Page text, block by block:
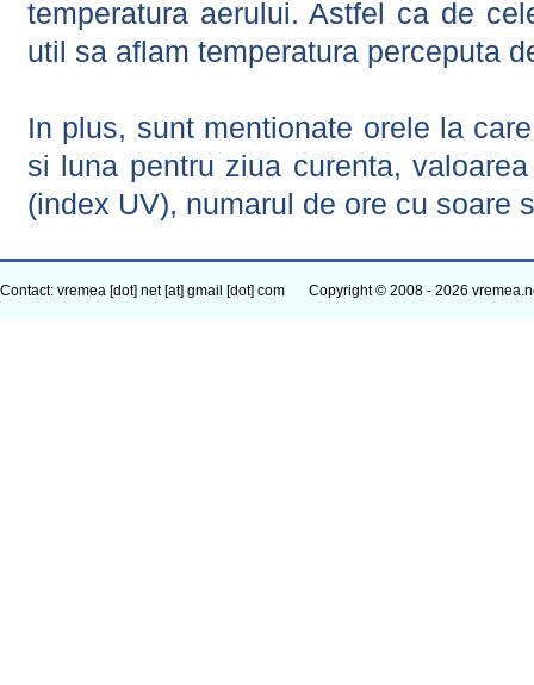
temperatura aerului. Astfel ca de
util sa aflam temperatura perceputa
In plus, sunt mentionate orele la
si luna pentru ziua curenta,
(index UV), numarul de ore cu soare
Contact: vremea [dot] net [at] gmail [dot] com Copyright © 2008 - 2026